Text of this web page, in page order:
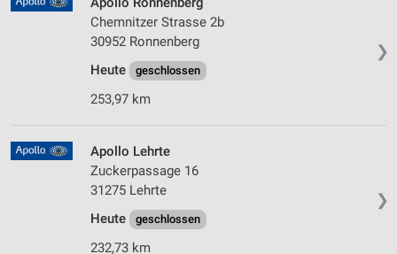
❯
Chemnitzer Strasse 2b
30952 Ronnenberg
Heute
geschlossen
253,97 km
❯
Apollo Lehrte
Zuckerpassage 16
31275 Lehrte
Heute
geschlossen
232,73 km